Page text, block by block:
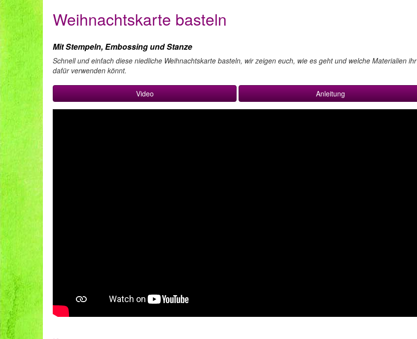
Weihnachtskarte basteln
Mit Stempeln, Embossing und Stanze
Schnell und einfach diese niedliche Weihnachtskarte basteln, wir zeigen euch, wie es geht und welche Materialien ihr
dafür verwenden könnt.
Video Anleitung